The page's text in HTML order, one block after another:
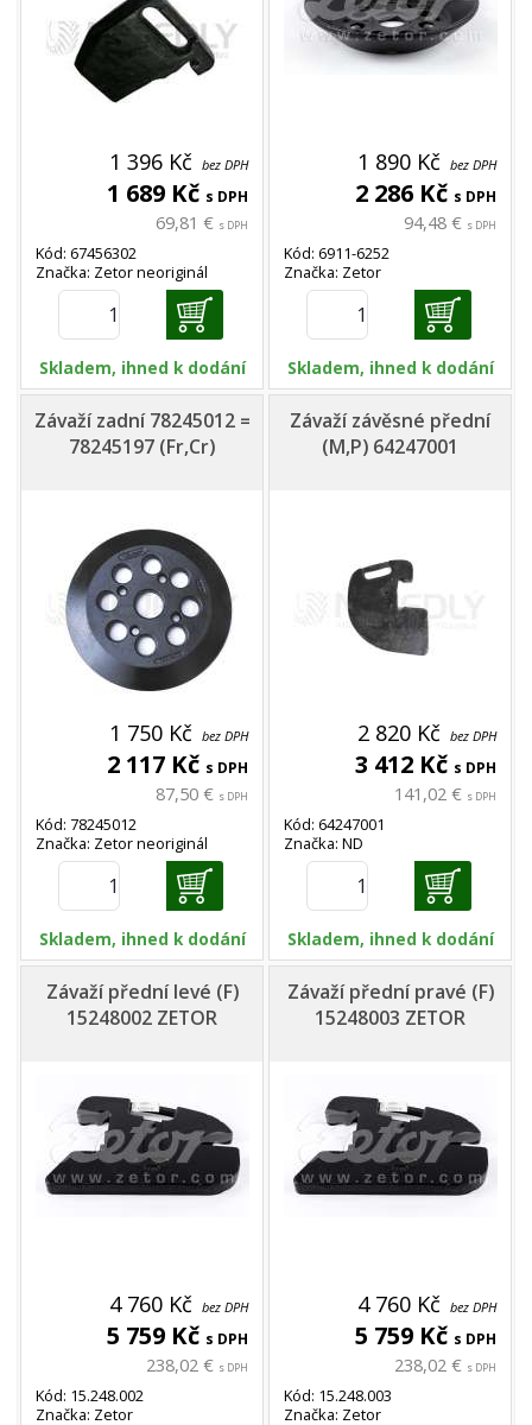
1 396 Kč bez DPH
1 689 Kč s DPH
69,81 € s DPH
Kód: 67456302
Značka: Zetor neoriginál
Skladem, ihned k dodání
1 890 Kč bez DPH
2 286 Kč s DPH
94,48 € s DPH
Kód: 6911-6252
Značka: Zetor
Skladem, ihned k dodání
Závaží zadní 78245012 =
78245197 (Fr,Cr)
1 750 Kč bez DPH
2 117 Kč s DPH
87,50 € s DPH
Kód: 78245012
Značka: Zetor neoriginál
Skladem, ihned k dodání
Závaží závěsné přední
(M,P) 64247001
2 820 Kč bez DPH
3 412 Kč s DPH
141,02 € s DPH
Kód: 64247001
Značka: ND
Skladem, ihned k dodání
Závaží přední levé (F)
15248002 ZETOR
4 760 Kč bez DPH
5 759 Kč s DPH
238,02 € s DPH
Kód: 15.248.002
Značka: Zetor
Závaží přední pravé (F)
15248003 ZETOR
4 760 Kč bez DPH
5 759 Kč s DPH
238,02 € s DPH
Kód: 15.248.003
Značka: Zetor